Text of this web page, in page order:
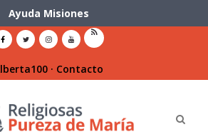
Ayuda Misiones
· Contacto